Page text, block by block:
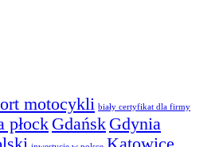
motocykli biały certyfikat dla firmy
płock Gdańsk Gdynia